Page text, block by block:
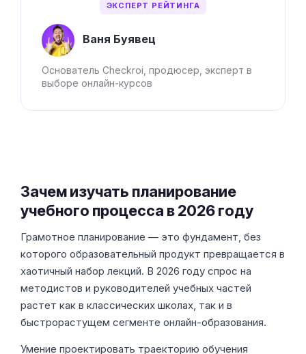
ЭКСПЕРТ РЕЙТИНГА
Ваня Буявец
Основатель Checkroi, продюсер, эксперт в
выборе онлайн-курсов
Зачем изучать планирование
учебного процесса в 2026 году
Грамотное планирование — это фундамент, без
которого образовательный продукт превращается в
хаотичный набор лекций. В 2026 году спрос на
методистов и руководителей учебных частей
растет как в классических школах, так и в
быстрорастущем сегменте онлайн-образования.
Умение проектировать траекторию обучения